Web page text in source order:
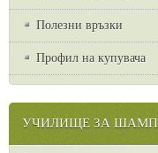
Полезни връзки
Профил на купувача
УЧИЛИЩЕ ЗА